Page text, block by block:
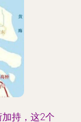
持，这2个